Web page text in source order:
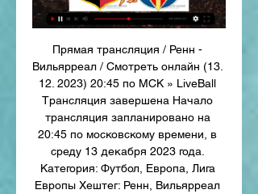
Прямая трансляция / Ренн -
Вильярреал / Смотреть онлайн (13.
12. 2023) 20:45 по МСК » LiveBall﻿
Трансляция завершена Начало
трансляция запланировано на
20:45 по московскому времени, в
среду 13 декабря 2023 года.
Категория: Футбол, Европа, Лига
Европы Хештег: Ренн, Вильярреал